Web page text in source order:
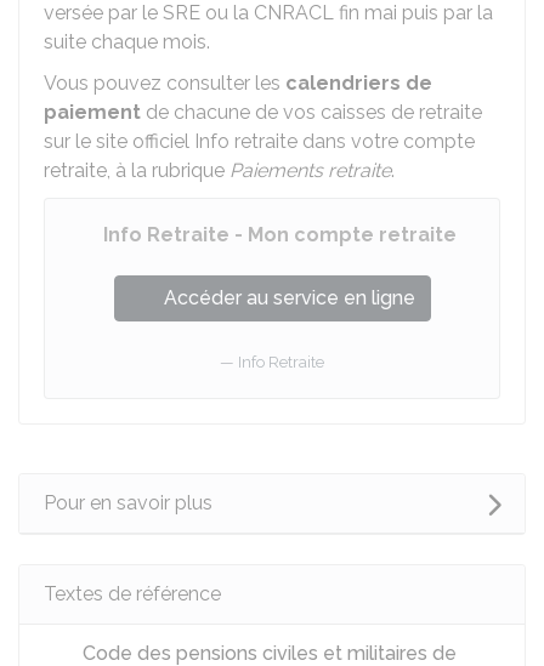
versée par le SRE ou la CNRACL fin mai puis par la
suite chaque mois.
Vous pouvez consulter les calendriers de
paiement de chacune de vos caisses de retraite
sur le site officiel Info retraite dans votre compte
retraite, à la rubrique Paiements retraite.
Info Retraite - Mon compte retraite
Accéder au service en ligne
Info Retraite
Pour en savoir plus
Textes de référence
Code des pensions civiles et militaires de